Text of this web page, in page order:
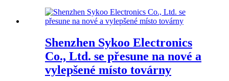
Shenzhen Sykoo Electronics
Co., Ltd. se přesune na nové a
vylepšené místo továrny